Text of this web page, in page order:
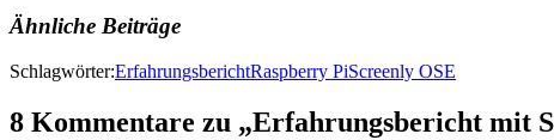
Ähnliche Beiträge
Schlagwörter:ErfahrungsberichtRaspberry PiScreenly OSE
8 Kommentare zu „Erfahrungsbericht mit